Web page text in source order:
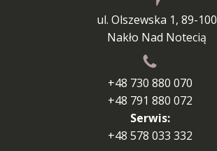
ul. Olszewska 1, 89-100
Nakło Nad Notecią
+48 730 880 070
+48 791 880 072
Serwis:
+48 578 033 332